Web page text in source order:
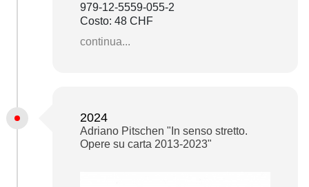
979-12-5559-055-2
Costo: 48 CHF
continua...
2024
Adriano Pitschen "In senso stretto.
Opere su carta 2013-2023"